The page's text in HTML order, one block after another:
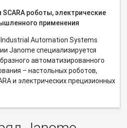
роботы, электрические
применения
Automation Systems
Janome специализируется
автоматизированного
– настольных роботов,
и электрических прецизионных